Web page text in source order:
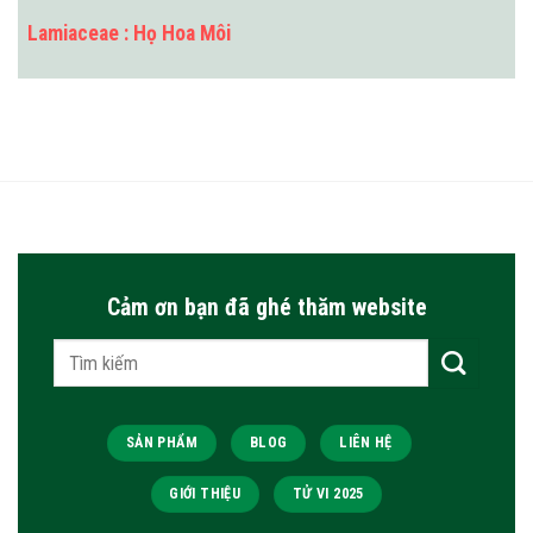
Lamiaceae : Họ Hoa Môi
Cảm ơn bạn đã ghé thăm website
Tìm
kiếm:
SẢN PHẨM BLOG LIÊN HỆ
GIỚI THIỆU TỬ VI 2025